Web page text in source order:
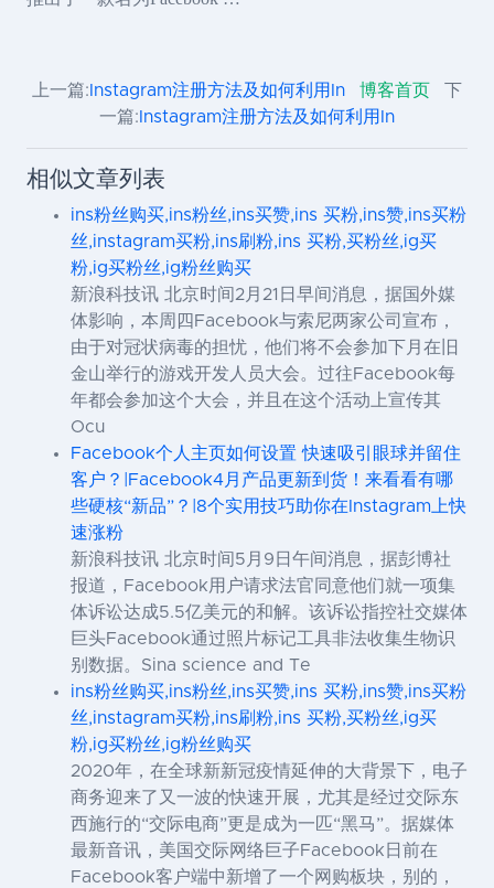
上一篇: Instagram注册方法及如何利用In 博客首页
下
一篇: Instagram注册方法及如何利用In
相似文章列表
ins粉丝购买,ins粉丝,ins买赞,ins 买粉,ins赞,ins买粉
丝,instagram买粉,ins刷粉,ins 买粉,买粉丝,ig买
粉,ig买粉丝,ig粉丝购买
新浪科技讯 北京时间2月21日早间消息，据国外媒
体影响，本周四Facebook与索尼两家公司宣布，
由于对冠状病毒的担忧，他们将不会参加下月在旧
金山举行的游戏开发人员大会。过往Facebook每
年都会参加这个大会，并且在这个活动上宣传其
Ocu
Facebook个人主页如何设置 快速吸引眼球并留住
客户？|Facebook4月产品更新到货！来看看有哪
些硬核“新品”？|8个实用技巧助你在Instagram上快
速涨粉
新浪科技讯 北京时间5月9日午间消息，据彭博社
报道，Facebook用户请求法官同意他们就一项集
体诉讼达成5.5亿美元的和解。该诉讼指控社交媒体
巨头Facebook通过照片标记工具非法收集生物识
别数据。Sina science and Te
ins粉丝购买,ins粉丝,ins买赞,ins 买粉,ins赞,ins买粉
丝,instagram买粉,ins刷粉,ins 买粉,买粉丝,ig买
粉,ig买粉丝,ig粉丝购买
2020年，在全球新新冠疫情延伸的大背景下，电子
商务迎来了又一波的快速开展，尤其是经过交际东
西施行的“交际电商”更是成为一匹“黑马”。据媒体
最新音讯，美国交际网络巨子Facebook日前在
Facebook客户端中新增了一个网购板块，别的，